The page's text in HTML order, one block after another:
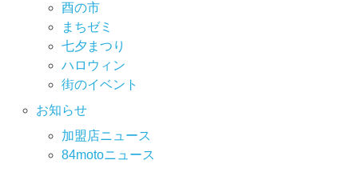
酉の市
まちゼミ
七⼣まつり
ハロウィン
街のイベント
お知らせ
加盟店ニュース
84motoニュース